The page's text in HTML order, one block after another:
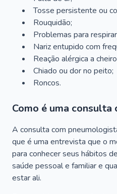
Tosse persistente ou
Rouquidão;
Problemas para
Nariz entupido com
Reação alérgica a
Chiado ou dor no peito;
Roncos.
Como é uma
A consulta com
que é uma entrevista que o
para conhecer seus hábitos
saúde pessoal e familiar e
estar ali.